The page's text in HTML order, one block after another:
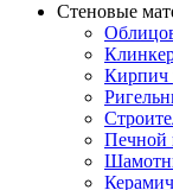
Стеновые
Кирпич
Печной